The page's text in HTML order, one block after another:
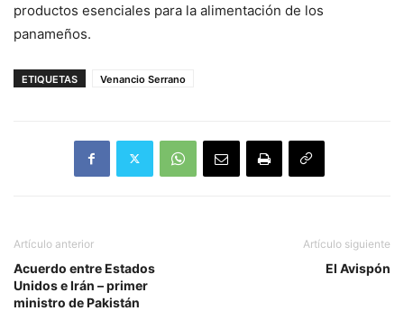
productos esenciales para la alimentación de los
panameños.
ETIQUETAS Venancio Serrano
Artículo anterior
Acuerdo entre Estados
Unidos e Irán – primer
ministro de Pakistán
Artículo siguiente
El Avispón